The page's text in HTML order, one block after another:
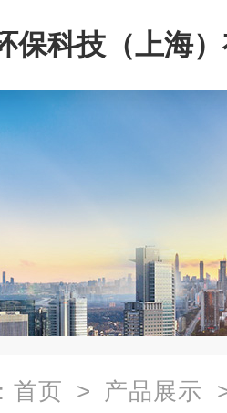
保科技（上海
首页 > 产品展示